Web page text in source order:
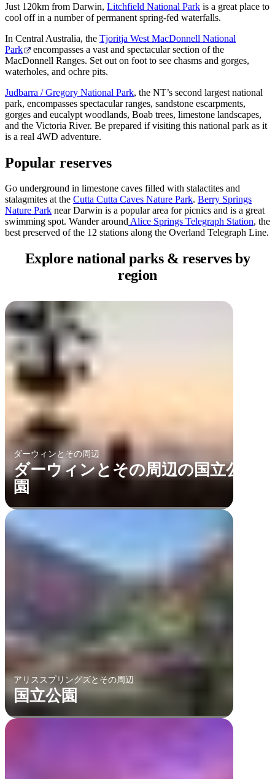
Just 120km from Darwin, Litchfield National Park is a great place to
cool off in a number of permanent spring-fed waterfalls.
In Central Australia, the Tjoritja West MacDonnell National
Park
encompasses a vast and spectacular section of the
MacDonnell Ranges. Set out on foot to see chasms and gorges,
waterholes, and ochre pits.
Judbarra / Gregory National Park, the NT’s second largest national
park, encompasses spectacular ranges, sandstone escarpments,
gorges and eucalypt woodlands, Boab trees, limestone landscapes,
and the Victoria River. Be prepared if visiting this national park as it
is a real 4WD adventure.
Popular reserves
Go underground in limestone caves filled with stalactites and
stalagmites at the Cutta Cutta Caves Nature Park. Berry Springs
Nature Park near Darwin is a popular area for picnics and is a great
swimming spot. Wander aroundAlice Springs Telegraph Station, the
best preserved of the 12 stations along the Overland Telegraph Line.
Explore national parks & reserves by
region
ダーウィンとその周辺
ダーウィンとその周辺の国立公
園
アリススプリングズとその周辺
国立公園